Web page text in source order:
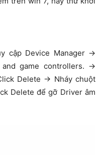
cập Device Manager →
game controllers. →
Delete → Nháy chuột
Delete để gỡ Driver âm